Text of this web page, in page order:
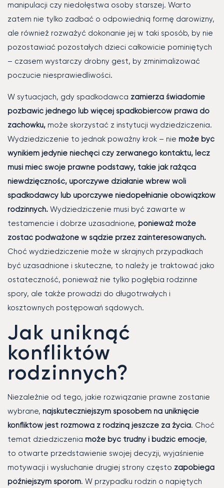
manipulacji czy niedołęstwa osoby starszej. Warto
zatem nie tylko zadbać o odpowiednią formę darowizny,
ale również rozważyć dokonanie jej w taki sposób, by nie
pozostawiać pozostałych dzieci całkowicie pominiętych
– czasem wystarczy drobny gest, by zminimalizować
poczucie niesprawiedliwości.
W sytuacjach, gdy spadkodawca zamierza świadomie
pozbawić jednego lub więcej spadkobierców prawa do
zachowku, może skorzystać z instytucji wydziedziczenia.
Wydziedziczenie to jednak poważny krok – nie może być
wynikiem jedynie niechęci czy zerwanego kontaktu, lecz
musi mieć swoje prawne podstawy, takie jak rażąca
niewdzięczność, uporczywe działanie wbrew woli
spadkodawcy lub uporczywe niedopełnianie obowiązków
rodzinnych. Wydziedziczenie musi być zawarte w
testamencie i dobrze uzasadnione, ponieważ może
zostać podważone w sądzie przez zainteresowanych.
Choć wydziedziczenie może w skrajnych przypadkach
być uzasadnione i skuteczne, to należy je traktować jako
ostateczność, ponieważ nie tylko pogłębia rodzinne
spory, ale także prowadzi do długotrwałych i
kosztownych postępowań sądowych.
Jak uniknąć
konfliktów
rodzinnych?
Niezależnie od tego, jakie rozwiązanie prawne zostanie
wybrane, najskuteczniejszym sposobem na uniknięcie
konfliktów jest rozmowa z rodziną jeszcze za życia. Choć
temat dziedziczenia może być trudny i budzić emocje,
to otwarte przedstawienie swojej decyzji, wyjaśnienie
motywacji i wysłuchanie drugiej strony często zapobiega
późniejszym sporom. W przypadku rodzin o napiętych